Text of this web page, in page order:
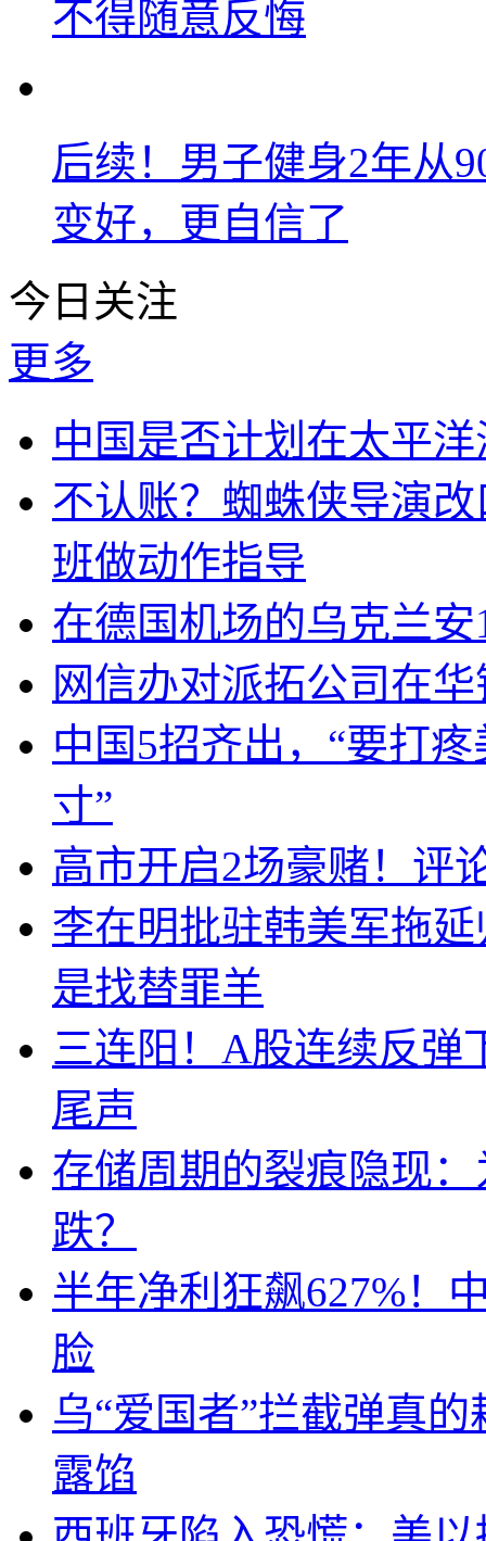
不得随意反悔
后续！男子健身2年从
变好，更自信了
今日关注
更多
中国是否计划在太平
不认账？蜘蛛侠导演
班做动作指导
在德国机场的乌克兰
网信办对派拓公司在
中国5招齐出，“要打
寸”
高市开启2场豪赌！评
李在明批驻韩美军拖
是找替罪羊
三连阳！A股连续反弹
尾声
存储周期的裂痕隐现
跌？
半年净利狂飙627%！
脸
乌“爱国者”拦截弹真
露馅